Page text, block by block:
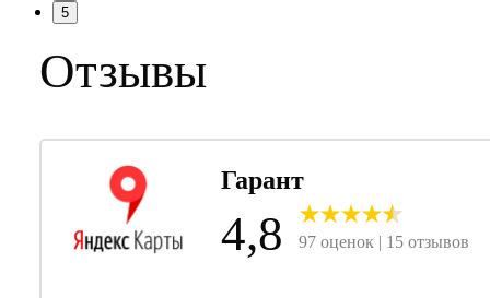
5
Отзывы
Гарант
4,8 97 оценок | 15 отзывов